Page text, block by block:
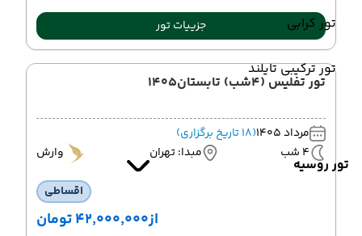
تور کرابی
تور ترکیبی تایلند
تور روسیه
جزییات تور
تور تفلیس (4شب) تابستان1405
مرداد 1405
(18 تاریخ برگزاری)
4 شب
مبدا: تهران وارش
اقساطی
از۴۲٬۰۰۰٬۰۰۰ تومان